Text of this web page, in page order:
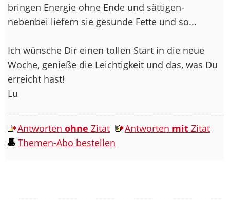
bringen Energie ohne Ende und sättigen-
nebenbei liefern sie gesunde Fette und so...
Ich wünsche Dir einen tollen Start in die neue
Woche, genieße die Leichtigkeit und das, was Du
erreicht hast!
Lu
Antworten ohne Zitat Antworten mit Zitat
Themen-Abo bestellen